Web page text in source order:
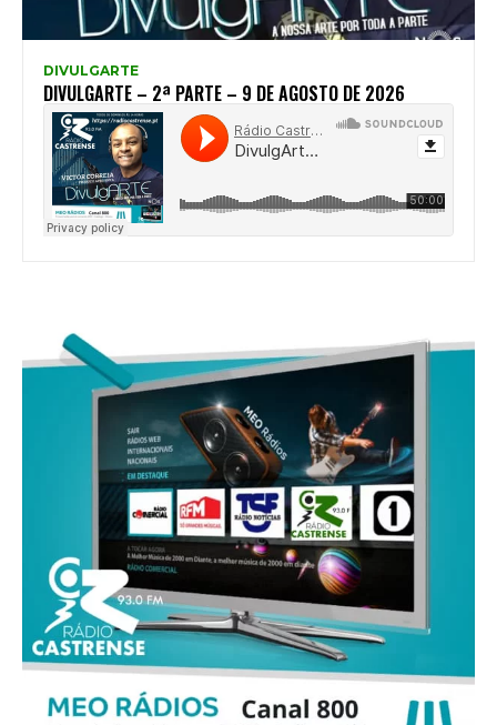
DIVULGARTE
DIVULGARTE – 2ª PARTE – 9 DE AGOSTO DE 2026